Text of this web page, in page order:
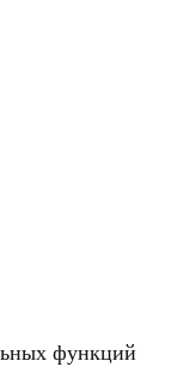
функций